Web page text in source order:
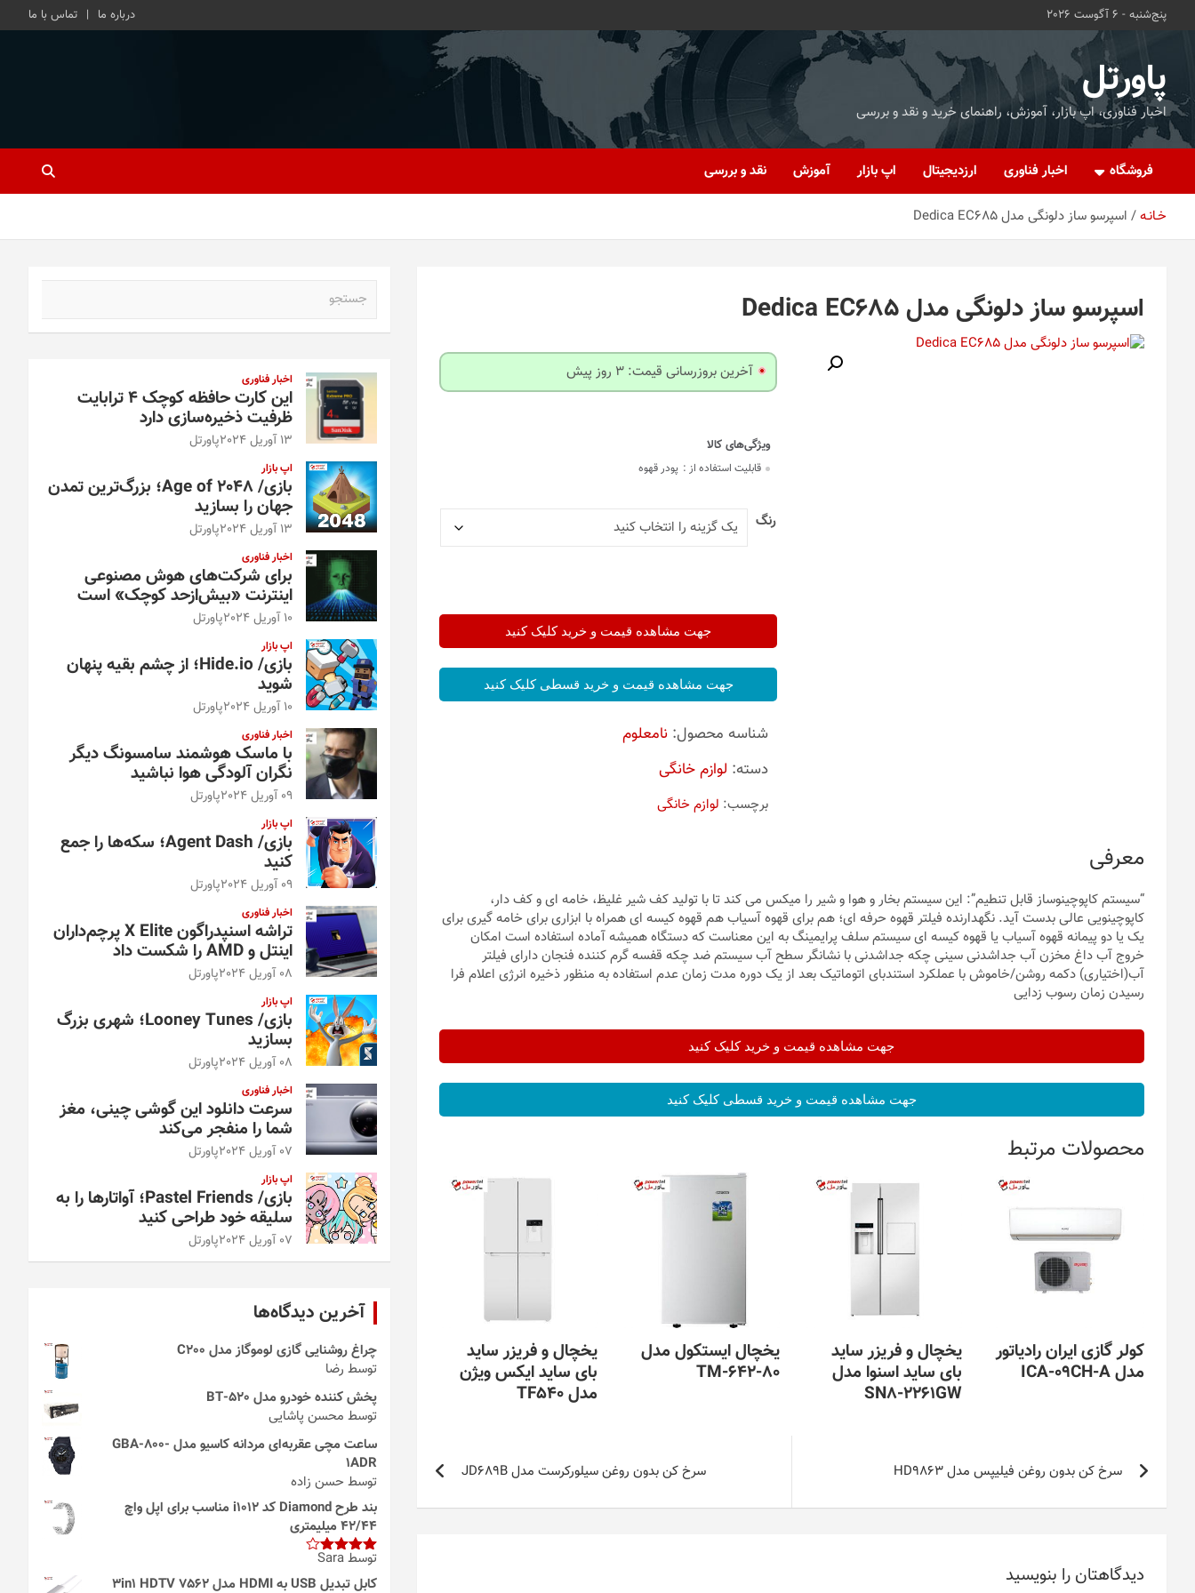
پنج‌شنبه - 6 آگوست 2026 درباره ما تماس با ما
پاورتل
اخبار فناوری، اپ بازار، آموزش، راهنمای خرید و نقد و بررسی
فروشگاه اخبار فناوری ارزدیجیتال اپ بازار آموزش نقد و بررسی
خـانـه اسپرسو ساز دلونگی مدل Dedica EC685
اسپرسو ساز دلونگی مدل Dedica EC685
آخرین بروزرسانی قیمت: 3 روز پیش
قابلیت استفاده از : پودر قهوه
رنگ
جهت مشاهده قیمت و خرید کلیک کنید
جهت مشاهده قیمت و خرید قسطی کلیک کنید
شناسه محصول: نامعلوم
دسته: لوازم خانگی
برچسب: لوازم خانگی
معرفی
“سیستم کاپوچینوساز قابل تنطیم”: این سیستم بخار و هوا و شیر را میکس می کند تا با تولید کف شیر غلیظ، خامه ای و کف دار،
کاپوچینویی عالی بدست آید. نگهدارنده فیلتر قهوه حرفه ای؛ هم برای قهوه آسیاب هم قهوه کیسه ای همراه با ابزاری برای خامه گیری برای
یک یا دو پیمانه قهوه آسیاب یا قهوه کیسه ای سیستم سلف پرایمینگ به این معناست که دستگاه همیشه آماده استفاده است امکان
خروج آب داغ مخزن آب جداشدنی سینی چکه جداشدنی با نشانگر سطح آب سیستم ضد چکه قفسه گرم کننده فنجان دارای فیلتر
آب(اختیاری) دکمه روشن/خاموش با عملکرد استندبای اتوماتیک بعد از یک دوره مدت زمان عدم استفاده به منظور ذخیره انرژی اعلام فرا
رسیدن زمان رسوب زدایی
جهت مشاهده قیمت و خرید کلیک کنید
جهت مشاهده قیمت و خرید قسطی کلیک کنید
محصولات مرتبط
کولر گازی ایران رادیاتور
مدل ICA-09CH-A
یخچال و فریزر ساید
بای ساید اسنوا مدل
SN8-2261GW
یخچال ایستکول مدل
TM-642-80
یخچال و فریزر ساید
بای ساید ایکس ویژن
مدل TF540
راهبری
نوشتهسرخ کن بدون روغن فیلیپس مدل HD9863 سرخ کن بدون روغن سیلورکرست مدل JD689B
دیدگاهتان را بنویسید
اخبار فناوری
این کارت حافظه کوچک ۴ ترابایت
ظرفیت ذخیره‌سازی دارد
13 آوریل 2024 پاورتل
اپ بازار
بازی/ Age of 2048؛ بزرگ‌ترین تمدن
جهان را بسازید
13 آوریل 2024 پاورتل
اخبار فناوری
برای شرکت‌های هوش مصنوعی
اینترنت «بیش‌از‌حد کوچک» است
10 آوریل 2024 پاورتل
اپ بازار
بازی/ Hide.io؛ از چشم بقیه پنهان
شوید
10 آوریل 2024 پاورتل
اخبار فناوری
با ماسک هوشمند سامسونگ دیگر
نگران آلودگی هوا نباشید
09 آوریل 2024 پاورتل
اپ بازار
بازی/ Agent Dash؛ سکه‌ها را جمع
کنید
09 آوریل 2024 پاورتل
اخبار فناوری
تراشه اسنپدراگون X Elite پرچم‌داران
اینتل و AMD را شکست داد
08 آوریل 2024 پاورتل
اپ بازار
بازی/ Looney Tunes؛ شهری بزرگ
بسازید
08 آوریل 2024 پاورتل
اخبار فناوری
سرعت دانلود این گوشی چینی، مغز
شما را منفجر می‌کند
07 آوریل 2024 پاورتل
اپ بازار
بازی/ Pastel Friends؛ آواتارها را به
سلیقه خود طراحی کنید
07 آوریل 2024 پاورتل
آخرین دیدگاه‌ها
چراغ روشنایی گازی لوموگاز مدل C200
توسط رضا
پخش کننده خودرو مدل 520-BT
توسط محسن پاشایی
ساعت مچی عقربه‌ای مردانه کاسیو مدل GBA-800-
1ADR
توسط حسن زاده
بند طرح Diamond کد i1012 مناسب برای اپل واچ
42/44 میلیمتری
امتیاز4
از 5
توسط Sara
کابل تبدیل USB به HDMI مدل 3in1 HDTV 7562